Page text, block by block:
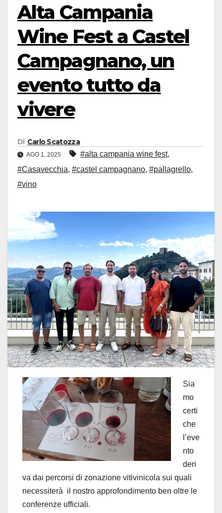
Alta Campania
Wine Fest a Castel
Campagnano, un
evento tutto da
vivere
Di Carlo Scatozza
AGO 1, 2025 #alta campania wine fest,
#Casavecchia, #castel campagnano, #pallagrello,
#vino
Sia
mo
certi
che
l’eve
nto
deri
va dai percorsi di zonazione vitivinicola sui quali
necessiterà il nostro approfondimento ben oltre le
conferenze ufficiali.